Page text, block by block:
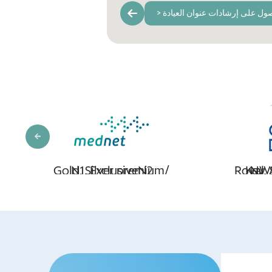
على إرشادات عنوان العيادة <
Gold,
Diamond Network,
Elite Network